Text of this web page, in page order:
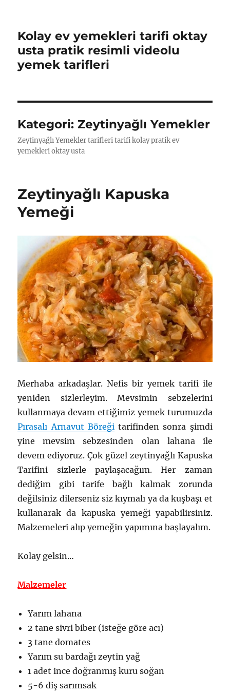
Kolay ev yemekleri tarifi oktay
usta pratik resimli videolu
yemek tarifleri
Kategori:Zeytinyağlı Yemekler
Zeytinyağlı Yemekler tarifleri tarifi kolay pratik ev
yemekleri oktay usta
Zeytinyağlı Kapuska
Yemeği
Merhaba arkadaşlar. Nefis bir yemek tarifi ile
yeniden sizlerleyim. Mevsimin sebzelerini
kullanmaya devam ettiğimiz yemek turumuzda
Pırasalı Arnavut Böreğitarifinden sonra şimdi
yine mevsim sebzesinden olan lahana ile
devem ediyoruz. Çok güzel zeytinyağlı Kapuska
Tarifini sizlerle paylaşacağım. Her zaman
dediğim gibi tarife bağlı kalmak zorunda
değilsiniz dilerseniz siz kıymalı ya da kuşbaşı et
kullanarak da kapuska yemeği yapabilirsiniz.
Malzemeleri alıp yemeğin yapımına başlayalım.
Kolay gelsin…
Malzemeler
Yarım lahana
2 tane sivri biber (isteğe göre acı)
3 tane domates
Yarım su bardağı zeytin yağ
1 adet ince doğranmış kuru soğan
5-6 diş sarımsak